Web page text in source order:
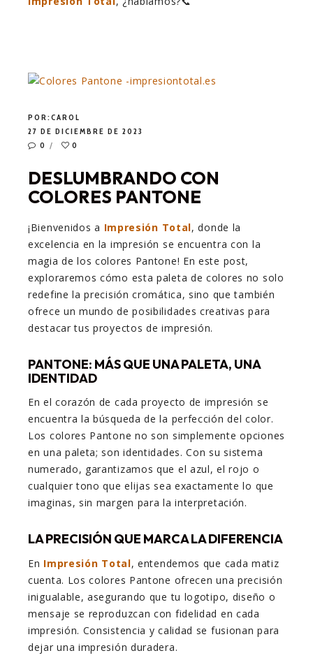
POR:CAROL
27 DE DICIEMBRE DE 2023
0
0
DESLUMBRANDO CON
COLORES PANTONE
¡Bienvenidos a Impresión Total, donde la
excelencia en la impresión se encuentra con la
magia de los colores Pantone! En este post,
exploraremos cómo esta paleta de colores no solo
redefine la precisión cromática, sino que también
ofrece un mundo de posibilidades creativas para
destacar tus proyectos de impresión.
PANTONE: MÁS QUE UNA PALETA, UNA
IDENTIDAD
En el corazón de cada proyecto de impresión se
encuentra la búsqueda de la perfección del color.
Los colores Pantone no son simplemente opciones
en una paleta; son identidades. Con su sistema
numerado, garantizamos que el azul, el rojo o
cualquier tono que elijas sea exactamente lo que
imaginas, sin margen para la interpretación.
LA PRECISIÓN QUE MARCA LA DIFERENCIA
En Impresión Total, entendemos que cada matiz
cuenta. Los colores Pantone ofrecen una precisión
inigualable, asegurando que tu logotipo, diseño o
mensaje se reproduzcan con fidelidad en cada
impresión. Consistencia y calidad se fusionan para
dejar una impresión duradera.